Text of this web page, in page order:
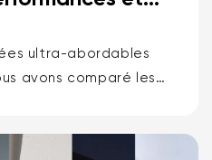
ultra-abordables
avons comparé les
: une marque...